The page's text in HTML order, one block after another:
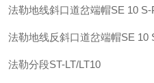
法勒地线斜口道岔端帽SE 10
法勒地线反斜口道岔端帽SE 10
法勒分段ST-LT/LT10